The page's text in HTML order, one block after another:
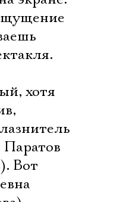

хотя
Паратов
Вот